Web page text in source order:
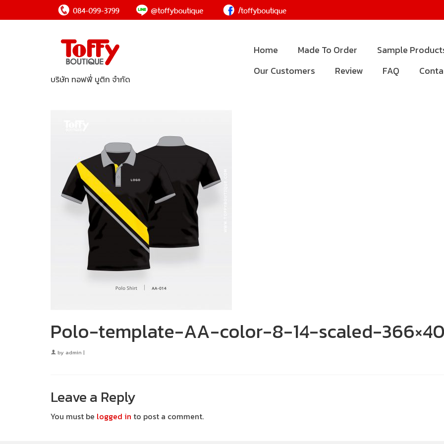
บริษัท ทอฟฟี่ บูติก จำกัด
Home Made To Order
Sample
Our Customers
Review FAQ
Polo-template-AA-color-8-14-scaled-
by admin |
Leave a Reply
You must be logged in to post a comment.